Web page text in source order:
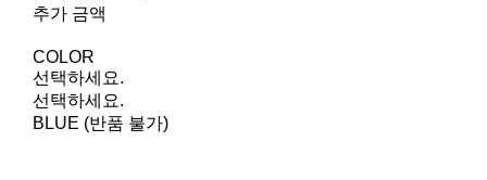
추가 금액
COLOR
선택하세요.
선택하세요.
BLUE (반품 불가)